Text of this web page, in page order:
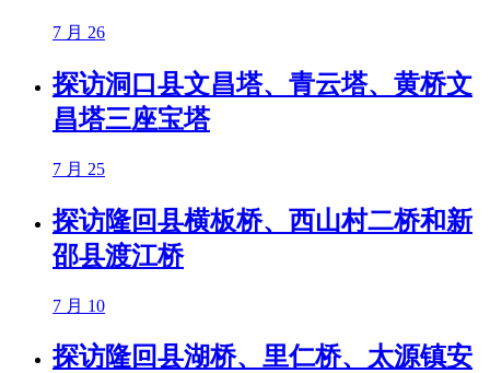
7 月 26
探访洞口县文昌塔、青云塔、黄桥文
昌塔三座宝塔
7 月 25
探访隆回县横板桥、西山村二桥和新
邵县渡江桥
7 月 10
探访隆回县湖桥、里仁桥、太源镇安